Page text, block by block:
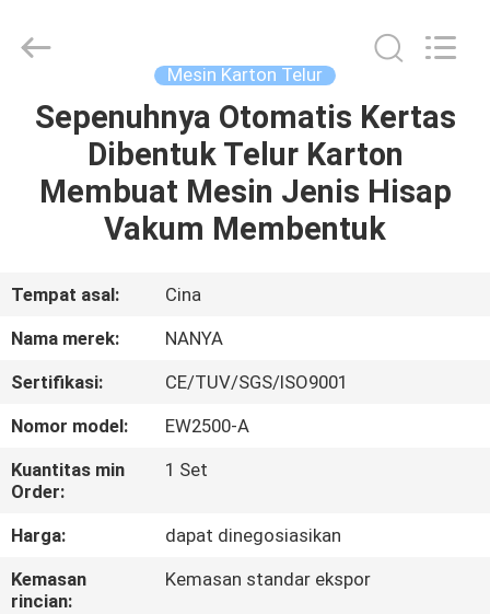
RUMAH
PRODUK
TAMPILAN
TENTANG
KAMI
TUR
PABRIK
Equipment
Reserved.
Mesin Karton Telur
Sepenuhnya Otomatis Kertas
Dibentuk Telur Karton
Membuat Mesin Jenis Hisap
Vakum Membentuk
Tempat asal:
Cina
Nama merek:
NANYA
Sertifikasi:
CE/TUV/SGS/ISO9001
Nomor model:
EW2500-A
Kuantitas min
Order:
1 Set
Harga:
dapat dinegosiasikan
Kemasan
rincian:
Kemasan standar ekspor